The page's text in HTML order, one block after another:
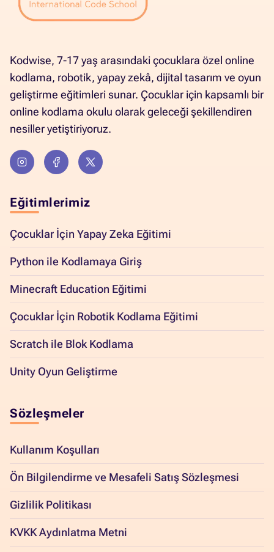
Kodwise, 7-17 yaş arasındaki çocuklara özel online
kodlama, robotik, yapay zekâ, dijital tasarım ve oyun
geliştirme eğitimleri sunar. Çocuklar için kapsamlı bir
online kodlama okulu olarak geleceği şekillendiren
nesiller yetiştiriyoruz.
Eğitimlerimiz
Çocuklar İçin Yapay Zeka Eğitimi
Python ile Kodlamaya Giriş
Minecraft Education Eğitimi
Çocuklar İçin Robotik Kodlama Eğitimi
Scratch ile Blok Kodlama
Unity Oyun Geliştirme
Sözleşmeler
Kullanım Koşulları
Ön Bilgilendirme ve Mesafeli Satış Sözleşmesi
Gizlilik Politikası
KVKK Aydınlatma Metni